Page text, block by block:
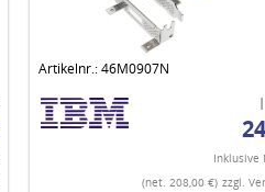
Artikelnr.: 46M0907N
Inklusive
(net. 208,00 €) zzgl.